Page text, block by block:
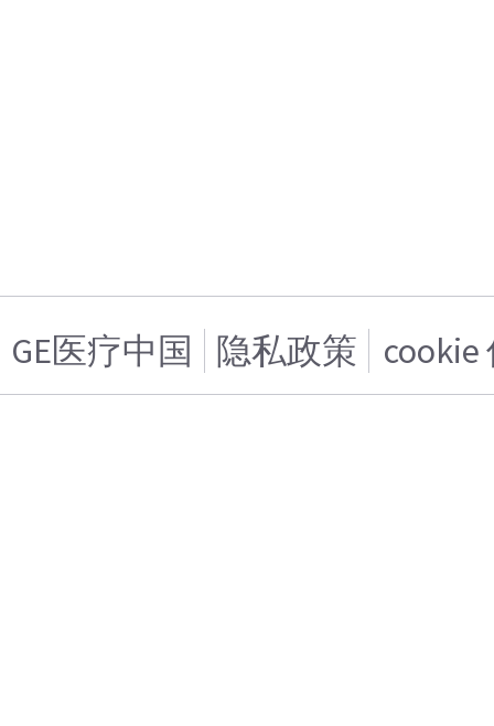
GE医疗中国 隐私政策 cookie